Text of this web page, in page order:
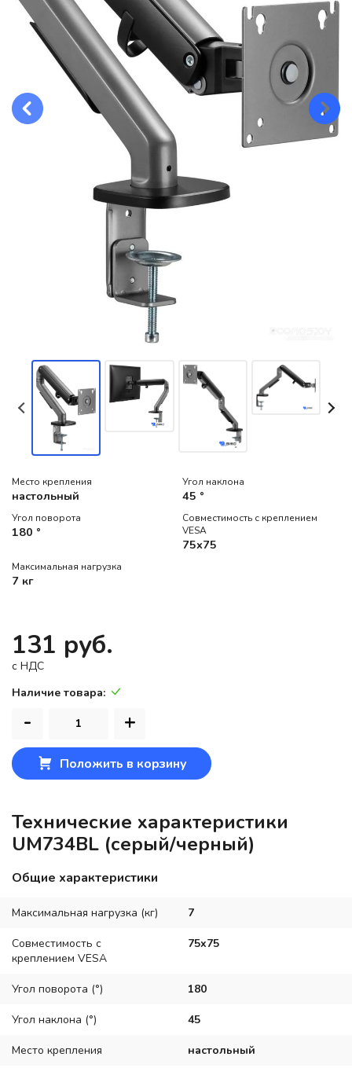
Место крепления
настольный
Угол наклона
45 °
Угол поворота
180 °
Совместимость с креплением
VESA
75x75
Максимальная нагрузка
7 кг
131 руб.
c НДС
Наличие товара:
- +
Положить в корзину
Технические характеристики
UM734BL (серый/черный)
Общие характеристики
Максимальная нагрузка (кг) 7
Совместимость с
креплением VESA
75x75
Угол поворота (°) 180
Угол наклона (°) 45
Место крепления настольный